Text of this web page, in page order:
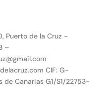
Puerto de la Cruz -
–
CIF: G-
de Canarias G1/S1/22753-